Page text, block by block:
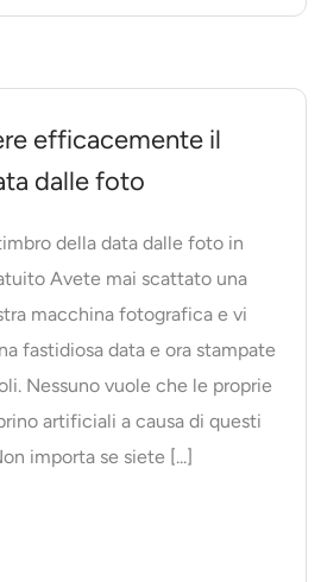
efficacemente il
dalle foto
della data dalle foto in
Avete mai scattato una
macchina fotografica e vi
fastidiosa data e ora stampate
Nessuno vuole che le proprie
artificiali a causa di questi
importa se siete [...]